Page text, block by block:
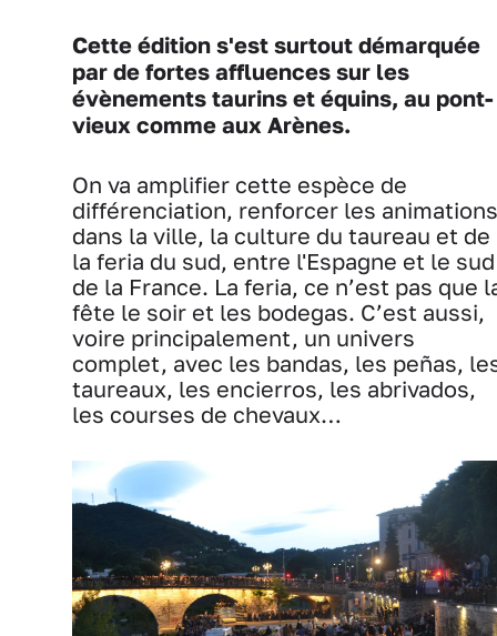
Cette édition s'est surtout démarquée
par de fortes affluences sur les
évènements taurins et équins, au pont-
vieux comme aux Arènes.
On va amplifier cette espèce de
différenciation, renforcer les animations
dans la ville, la culture du taureau et de
la feria du sud, entre l'Espagne et le sud
de la France. La feria, ce n’est pas que
fête le soir et les bodegas. C’est aussi,
voire principalement, un univers
complet, avec les bandas, les peñas,
taureaux, les encierros, les abrivados,
les courses de chevaux…